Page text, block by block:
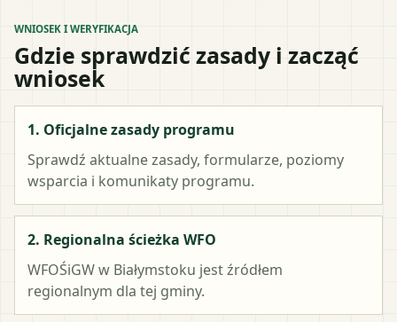
WNIOSEK I WERYFIKACJA
Gdzie sprawdzić zasady i zacząć
wniosek
1. Oficjalne zasady programu
Sprawdź aktualne zasady, formularze, poziomy
wsparcia i komunikaty programu.
2. Regionalna ścieżka WFO
WFOŚiGW w Białymstoku jest źródłem
regionalnym dla tej gminy.